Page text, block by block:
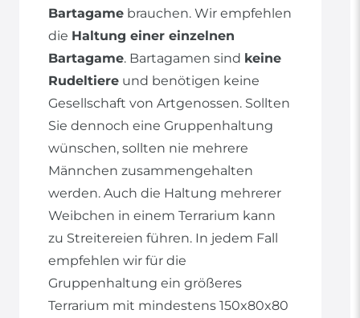
Bartagame brauchen. Wir empfehlen
die Haltung einer einzelnen
Bartagame. Bartagamen sind keine
Rudeltiere und benötigen keine
Gesellschaft von Artgenossen. Sollten
Sie dennoch eine Gruppenhaltung
wünschen, sollten nie mehrere
Männchen zusammengehalten
werden. Auch die Haltung mehrerer
Weibchen in einem Terrarium kann
zu Streitereien führen. In jedem Fall
empfehlen wir für die
Gruppenhaltung ein größeres
Terrarium mit mindestens 150x80x80